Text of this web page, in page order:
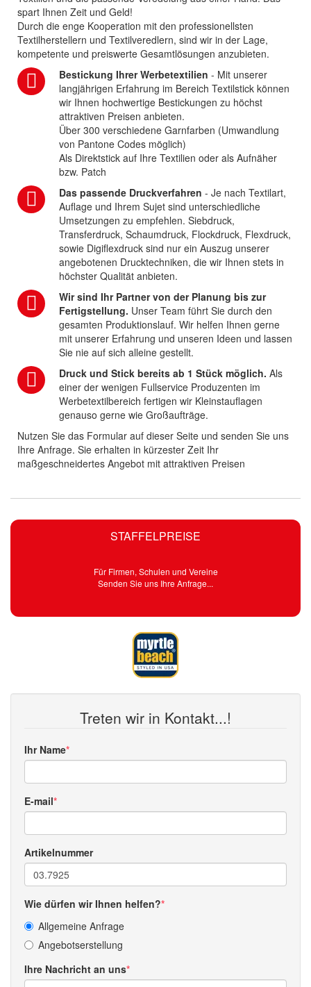
STAFFELPREISE
Für Firmen, Schulen und Vereine
Senden Sie uns Ihre Anfrage...
Treten wir in Kontakt...!
Ihr Name
E-mail
Artikelnummer
Wie dürfen wir Ihnen helfen?
Allgemeine Anfrage
Angebotserstellung
Ihre Nachricht an uns
spart Ihnen Zeit und Geld!
Durch die enge Kooperation mit den professionellsten
Textilherstellern und Textilveredlern, sind wir in der Lage,
kompetente und preiswerte Gesamtlösungen anzubieten.
Bestickung Ihrer Werbetextilien - Mit unserer
langjährigen Erfahrung im Bereich Textilstick können
wir Ihnen hochwertige Bestickungen zu höchst
attraktiven Preisen anbieten.
Über 300 verschiedene Garnfarben (Umwandlung
von Pantone Codes möglich)
Als Direktstick auf Ihre Textilien oder als Aufnäher
bzw. Patch
Das passende Druckverfahren - Je nach Textilart,
Auflage und Ihrem Sujet sind unterschiedliche
Umsetzungen zu empfehlen. Siebdruck,
Transferdruck, Schaumdruck, Flockdruck, Flexdruck,
sowie Digiflexdruck sind nur ein Auszug unserer
angebotenen Drucktechniken, die wir Ihnen stets in
höchster Qualität anbieten.
Wir sind Ihr Partner von der Planung bis zur
Fertigstellung. Unser Team führt Sie durch den
gesamten Produktionslauf. Wir helfen Ihnen gerne
mit unserer Erfahrung und unseren Ideen und lassen
Sie nie auf sich alleine gestellt.
Druck und Stick bereits ab 1 Stück möglich. Als
einer der wenigen Fullservice Produzenten im
Werbetextilbereich fertigen wir Kleinstauflagen
genauso gerne wie Großaufträge.
Nutzen Sie das Formular auf dieser Seite und senden Sie uns
Ihre Anfrage. Sie erhalten in kürzester Zeit Ihr
maßgeschneidertes Angebot mit attraktiven Preisen